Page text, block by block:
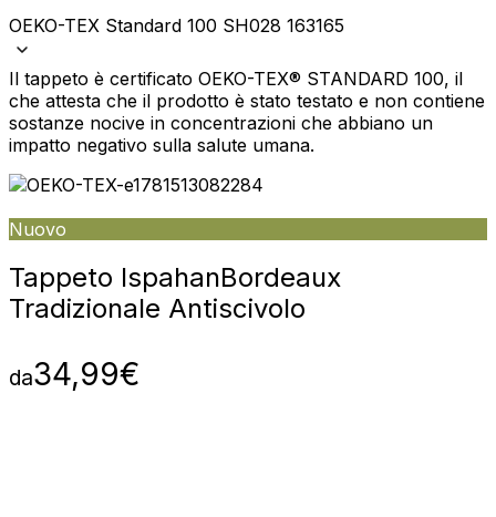
OEKO-TEX Standard 100 SH028 163165
Il tappeto è certificato OEKO-TEX® STANDARD 100, il
che attesta che il prodotto è stato testato e non contiene
sostanze nocive in concentrazioni che abbiano un
impatto negativo sulla salute umana.
Nuovo
Tappeto IspahanBordeaux
Tradizionale Antiscivolo
da34,99€